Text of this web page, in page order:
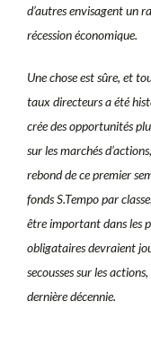
d’autres envisagent un
récession économique.
Une chose est sûre, et
taux directeurs a été
crée des opportunités
sur les marchés
rebond de ce premier
fonds S.Tempo par
être important dans les
obligataires devraient
secousses sur les
dernière décennie.